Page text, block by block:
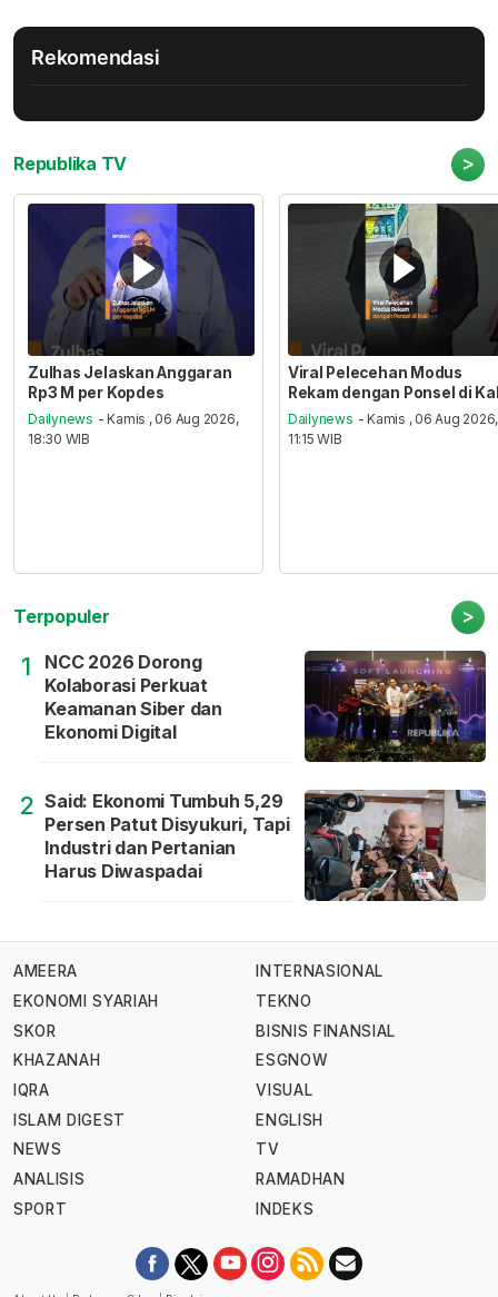
Rekomendasi
Republika TV >
Zulhas Jelaskan Anggaran
Rp3 M per Kopdes
Dailynews - Kamis , 06 Aug 2026,
18:30 WIB
Viral Pelecehan Modus
Rekam dengan Ponsel di
Dailynews - Kamis , 06 Aug 2026,
11:15 WIB
Terpopuler >
1
NCC 2026 Dorong
Kolaborasi Perkuat
Keamanan Siber dan
Ekonomi Digital
2 Said: Ekonomi Tumbuh 5,29
Persen Patut Disyukuri, Tapi
Industri dan Pertanian
Harus Diwaspadai
AMEERA
EKONOMI SYARIAH
SKOR
KHAZANAH
IQRA
ISLAM DIGEST
NEWS
ANALISIS
SPORT
INTERNASIONAL
TEKNO
BISNIS FINANSIAL
ESGNOW
VISUAL
ENGLISH
TV
RAMADHAN
INDEKS